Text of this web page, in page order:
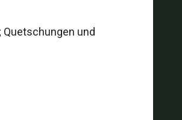
und